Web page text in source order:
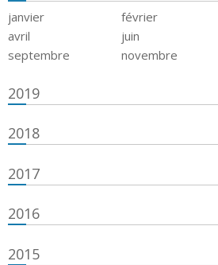
janvier février
avril
juin
septembre
novembre
2019
2018
2017
2016
2015